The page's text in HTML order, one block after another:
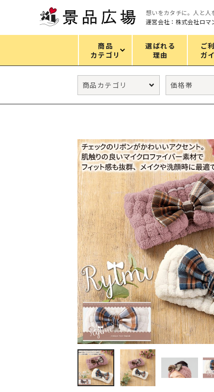
想いをカタチに。人と人
運営会社：株式会社ロマ
商品
カテゴリ
選ばれる
理由
ご
ガ
カテゴリ
ギフトセット
フェイス&ボディケア
防災・防犯グッズ
ファッション雑貨
ティッシュ・ロール
ペン・筆記用具
ステーショナリー
生活雑貨・便利グッズ
衛生用品特集
カタログギフト